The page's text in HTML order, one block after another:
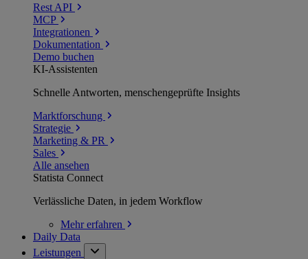
Rest API
MCP
Integrationen
Dokumentation
Demo buchen
KI-Assistenten
Schnelle Antworten, menschengeprüfte Insights
Marktforschung
Strategie
Marketing & PR
Sales
Alle ansehen
Statista Connect
Verlässliche Daten, in jedem Workflow
Mehrerfahren
Daily Data
Leistungen